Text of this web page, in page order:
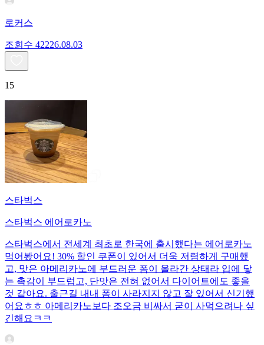
로커스
조회수 42226.08.03
15
스타벅스
스타벅스 에어로카노
스타벅스에서 전세계 최초로 한국에 출시했다는 에어로카노
먹어봤어요! 30% 할인 쿠폰이 있어서 더욱 저렴하게 구매했
고, 맛은 아메리카노에 부드러운 폼이 올라간 상태라 입에 닿
는 촉감이 부드럽고, 단맛은 전혀 없어서 다이어트에도 좋을
것 같아요. 출근길 내내 폼이 사라지지 않고 잘 있어서 신기했
어요ㅎㅎ 아메리카노보다 조오금 비싸서 굳이 사먹으려나 싶
긴해요ㅋㅋ